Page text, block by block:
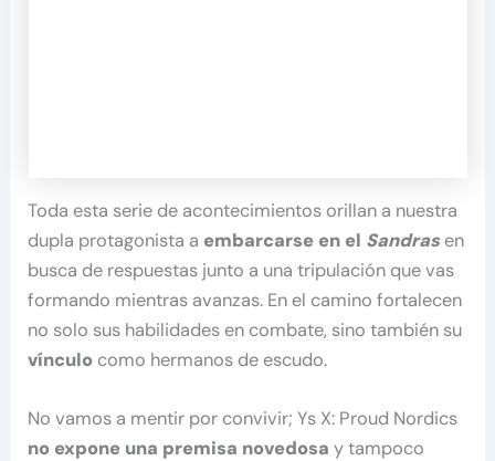
Toda esta serie de acontecimientos orillan a nuestra
dupla protagonista a embarcarse en el Sandrasen
busca de respuestas junto a una tripulación que vas
formando mientras avanzas. En el camino fortalecen
no solo sus habilidades en combate, sino también su
vínculo como hermanos de escudo.
No vamos a mentir por convivir; Ys X: Proud Nordics
no expone una premisa novedosa y tampoco